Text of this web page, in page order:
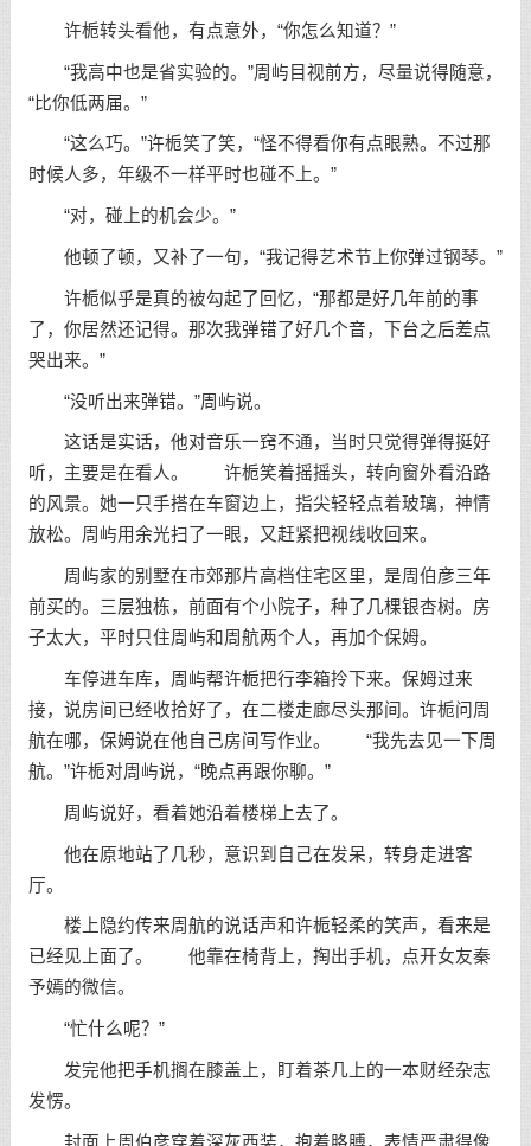
许栀转头看他，有点意外，“你怎么知道？”
“我高中也是省实验的。”周屿目视前方，尽量说得随意，
“比你低两届。”
“这么巧。”许栀笑了笑，“怪不得看你有点眼熟。不过那
时候人多，年级不一样平时也碰不上。”
“对，碰上的机会少。”
他顿了顿，又补了一句，“我记得艺术节上你弹过钢琴。”
许栀似乎是真的被勾起了回忆，“那都是好几年前的事
了，你居然还记得。那次我弹错了好几个音，下台之后差点
哭出来。”
“没听出来弹错。”周屿说。
这话是实话，他对音乐一窍不通，当时只觉得弹得挺好
听，主要是在看人。 许栀笑着摇摇头，转向窗外看沿路
的风景。她一只手搭在车窗边上，指尖轻轻点着玻璃，神情
放松。周屿用余光扫了一眼，又赶紧把视线收回来。
周屿家的别墅在市郊那片高档住宅区里，是周伯彦三年
前买的。三层独栋，前面有个小院子，种了几棵银杏树。房
子太大，平时只住周屿和周航两个人，再加个保姆。
车停进车库，周屿帮许栀把行李箱拎下来。保姆过来
接，说房间已经收拾好了，在二楼走廊尽头那间。许栀问周
航在哪，保姆说在他自己房间写作业。 “我先去见一下周
航。”许栀对周屿说，“晚点再跟你聊。”
周屿说好，看着她沿着楼梯上去了。
他在原地站了几秒，意识到自己在发呆，转身走进客
厅。
楼上隐约传来周航的说话声和许栀轻柔的笑声，看来是
已经见上面了。 他靠在椅背上，掏出手机，点开女友秦
予嫣的微信。
“忙什么呢？”
发完他把手机搁在膝盖上，盯着茶几上的一本财经杂志
发愣。